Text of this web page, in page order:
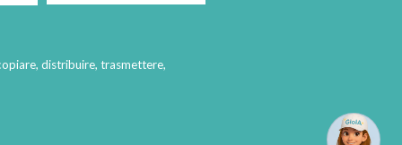
distribuire, trasmettere,